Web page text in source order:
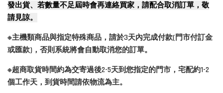
發出貨、若數量不足屆時會再連絡買家，請配合取消訂單，敬
請見諒。
※主機類商品與指定特殊商品，請於3天內完成付款(門市付訂金
或匯款)，否則系統將會自動取消您的訂單。
※超商取貨時間約為交寄過後2-5天到您指定的門市，宅配約1-2
個工作天，到貨時間請依物流為主。